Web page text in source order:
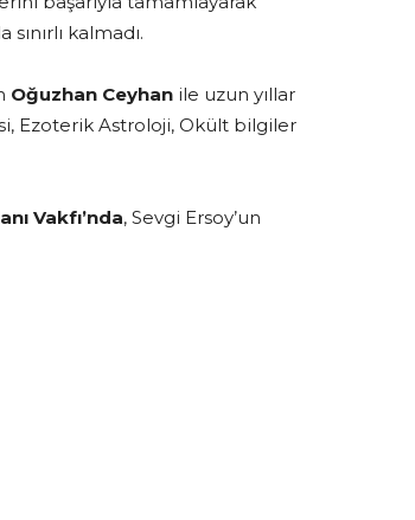
kalmadı.
Oğuzhan Ceyhan ile uzun yıllar
Ezoterik Astroloji, Okült bilgiler
Vakfı’nda, Sevgi Ersoy’un